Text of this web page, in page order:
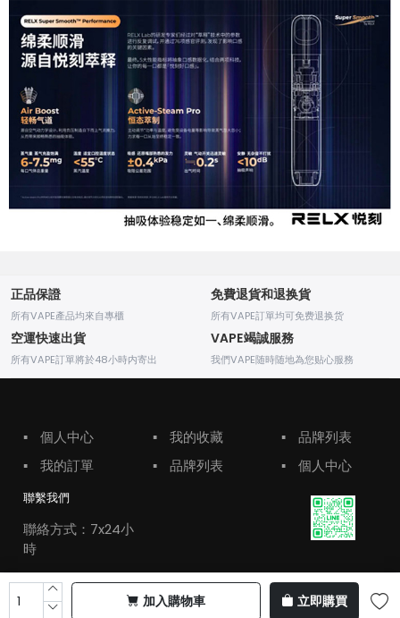
加入購物車 立即購買
正品保證
所有VAPE產品均來自專櫃
免費退貨和退换貨
所有VAPE訂單均可免费退换货
空運快速出貨
所有VAPE訂單將於48小時内寄出
VAPE竭誠服務
我們VAPE随時随地為您贴心服務
▪
個人中心
▪
我的訂單
▪
我的收藏
▪
品牌列表
▪
品牌列表
▪
個人中心
聯繫我們
聯絡方式：7x24小
時